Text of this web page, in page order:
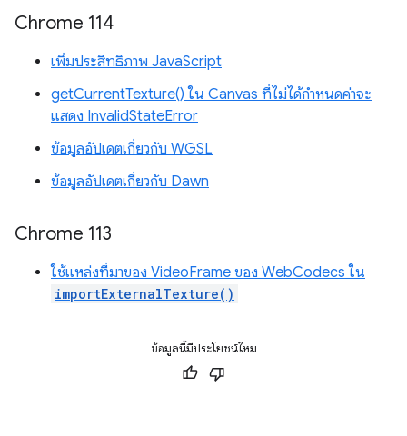
Chrome 114
เพิ่มประสิทธิภาพ JavaScript
getCurrentTexture() ใน Canvas ที่ไม่ได้กำหนดค่าจะ
แสดง InvalidStateError
ข้อมูลอัปเดตเกี่ยวกับ WGSL
ข้อมูลอัปเดตเกี่ยวกับ Dawn
Chrome 113
ใช้แหล่งที่มาของ VideoFrame ของ WebCodecs ใน
importExternalTexture()
ข้อมูลนี้มีประโยชน์ไหม